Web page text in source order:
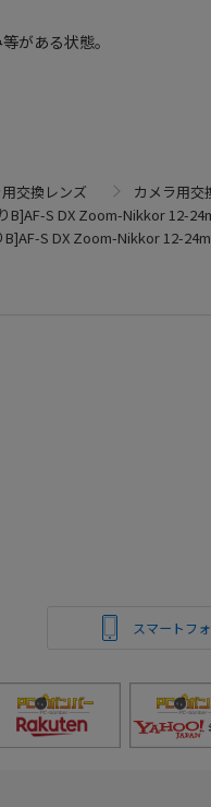
がある状態。
交換レンズ カメラ用交
B]AF-S DX Zoom-Nikkor 12-
B]AF-S DX Zoom-Nikkor 12-
スマートフ